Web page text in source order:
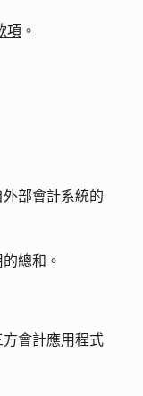
項 。
外部會計系統的
總和。
會計應用程式